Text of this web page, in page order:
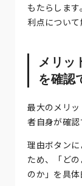
もたらしま
利点について
メリッ
を確認
最大のメリ
者自身が確認
理由ボタン
ため、「ど
のか」を具体